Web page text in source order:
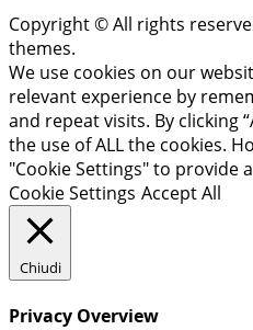
Copyright © All rights
themes.
We use cookies on our
relevant experience by
and repeat visits. By clicking
the use of ALL the cookies.
"Cookie Settings" to provide
Cookie Settings Accept All
Chiudi
Privacy Overview